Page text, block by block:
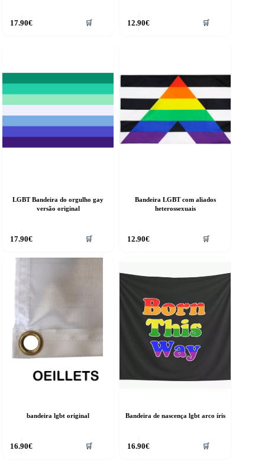
17.90€ 🛒 12.90€ 🛒
LGBT Bandeira do orgulho gay
versão original
17.90€ 🛒
Bandeira LGBT com aliados
heterossexuais
12.90€ 🛒
bandeira lgbt original
16.90€ 🛒
Bandeira de nascença lgbt arco íris
16.90€ 🛒